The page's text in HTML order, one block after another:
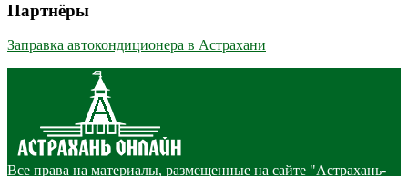
Партнёры
Заправка автокондиционера в Астрахани
Все права на материалы, размещенные на сайте "Астрахань-